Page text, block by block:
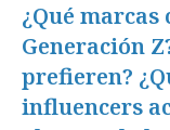
¿Qué marcas
Generación
prefieren?
influencers